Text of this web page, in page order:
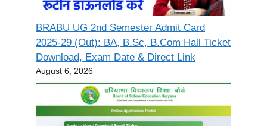
BRABU UG 2nd Semester Admit Card
2025-29 (Out): BA, B.Sc, B.Com Hall Ticket
Download, Exam Date & Direct Link
August 6, 2026